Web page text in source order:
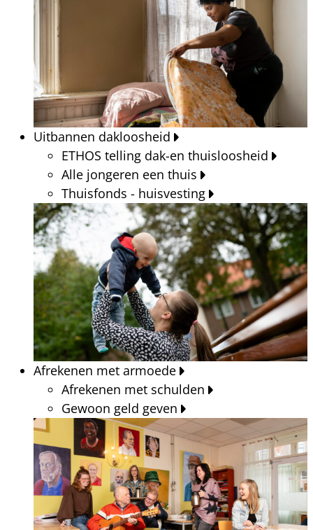
Uitbannen dakloosheid
ETHOS telling dak-en thuisloosheid
Alle jongeren een thuis
Thuisfonds - huisvesting
Afrekenen met armoede
Afrekenen met schulden
Gewoon geld geven